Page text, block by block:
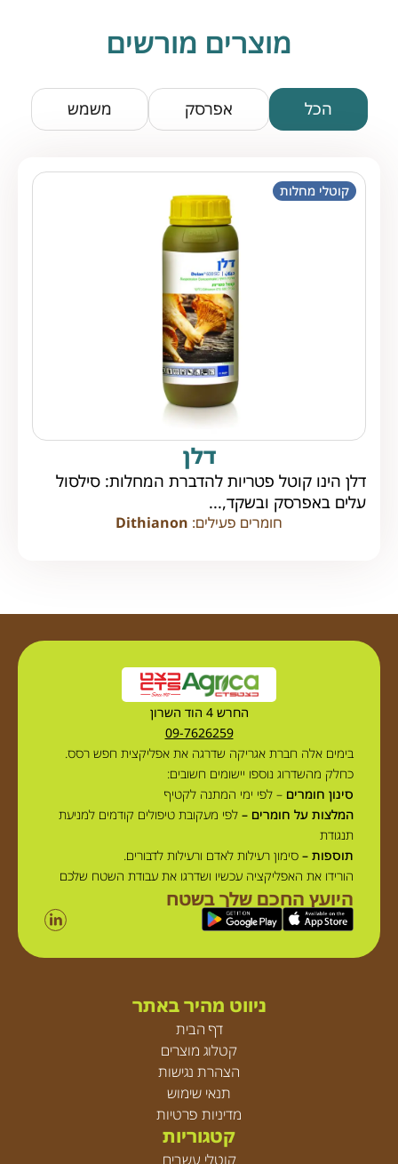
מוצרים מורשים
הכל אפרסק משמש
קוטלי מחלות
דלן
דלן הינו קוטל פטריות להדברת המחלות: סילסול
עלים באפרסק ובשקד,...
חומרים פעילים: Dithianon
החרש 4 הוד השרון
09-7626259
בימים אלה חברת אגריקה שדרגה את אפליקצית חפש רסס.
כחלק מהשדרוג נוספו יישומים חשובים:
סינון חומרים – לפי ימי המתנה לקטיף
המלצות על חומרים – לפי מעקובת טיפולים קודמים למניעת
תנגודת
תוספות – סימון רעילות לאדם ורעילות לדבורים.
הורידו את האפליקציה עכשיו ושדרגו את עבודת השטח שלכם
היועץ החכם שלך בשטח
ניווט מהיר באתר
דף הבית
קטלוג מוצרים
הצהרת נגישות
תנאי שימוש
מדיניות פרטיות
קטגוריות
קוטלי עשבים